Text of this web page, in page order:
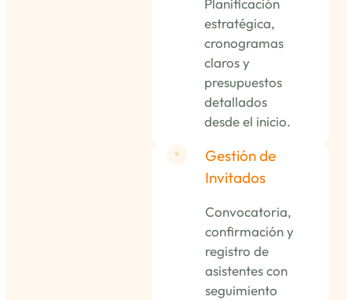
estratégica,
cronogramas
claros y
presupuestos
detallados
desde el inicio.
Gestión de
Invitados
Convocatoria,
confirmación y
registro de
asistentes con
seguimiento